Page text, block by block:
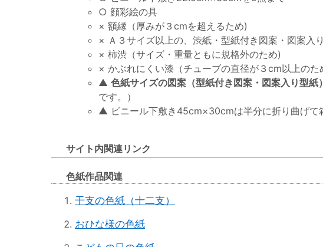
○ 顔彩絵の具
× 額縁（厚みが３cmを超えるため)
× Ａ３サイズ以上の、渋紙・型紙付き図案・図案入
× 柿渋（サイズ・重量ともに規格外のため)
× かぶれにくい漆（チューブの直径が３cm以上のた
▲ 色紙サイズの図案（型紙付き図案・図案入り型紙）
です。）
▲ ビニール下敷き45cm×30cmは半分に折り曲げて
サイト内関連リンク
色紙作品関連
干支の色紙（十二支）
おひな様の色紙